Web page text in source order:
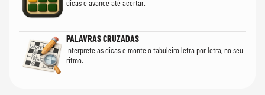
dicas e avance até acertar.
PALAVRAS CRUZADAS
Interprete as dicas e monte o tabuleiro letra por letra, no seu
ritmo.